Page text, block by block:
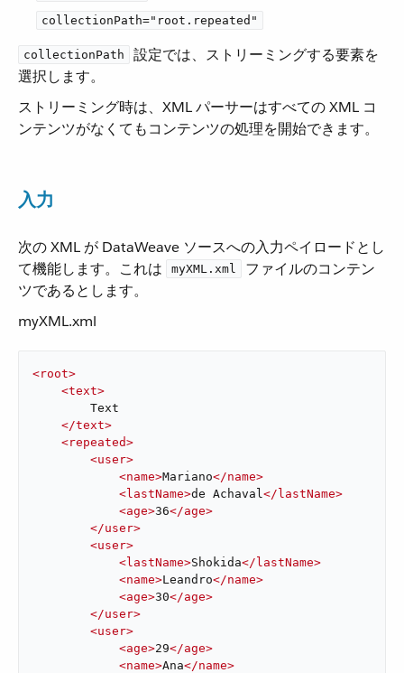
collectionPath="root.repeated"
collectionPath
​ 設定では、ストリーミングする要素を
選択します。
ストリーミング時は、XML パーサーはすべての XML コ
ンテンツがなくてもコンテンツの処理を開始できます。
入力
次の XML が DataWeave ソースへの入力ペイロードとし
て機能します。これは ​
myXML.xml
​ ファイルのコンテン
ツであるとします。
myXML.xml
<root>
<text>
        Text
</text>
<repeated>
<user>
<name>Mariano</name>
<lastName>de Achaval</ lastName>
<age>36</age>
</user>
<user>
<lastName>Shokida</ lastName>
<name>Leandro</name>
<age>30</age>
</user>
<user>
<age>29</age>
<name>Ana</name>